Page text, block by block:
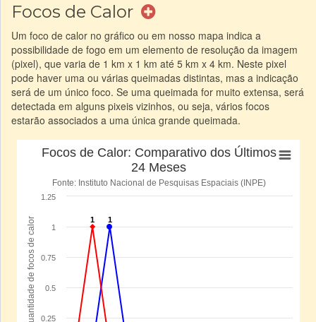
Focos de Calor
Um foco de calor no gráfico ou em nosso mapa indica a
possibilidade de fogo em um elemento de resolução da imagem
(pixel), que varia de 1 km x 1 km até 5 km x 4 km. Neste pixel
pode haver uma ou várias queimadas distintas, mas a indicação
será de um único foco. Se uma queimada for muito extensa, será
detectada em alguns pixeis vizinhos, ou seja, vários focos
estarão associados a uma única grande queimada.